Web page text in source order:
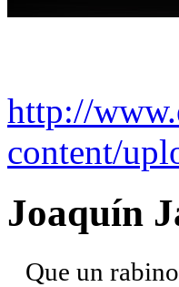
http://
content/
Joaquín
Que un